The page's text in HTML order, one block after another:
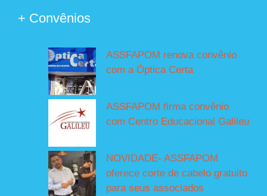
+ Convênios
ASSFAPOM renova convênio
com a Óptica Certa
ASSFAPOM firma convênio
com Centro Educacional Galileu
NOVIDADE- ASSFAPOM
oferece corte de cabelo gratuito
para seus associados